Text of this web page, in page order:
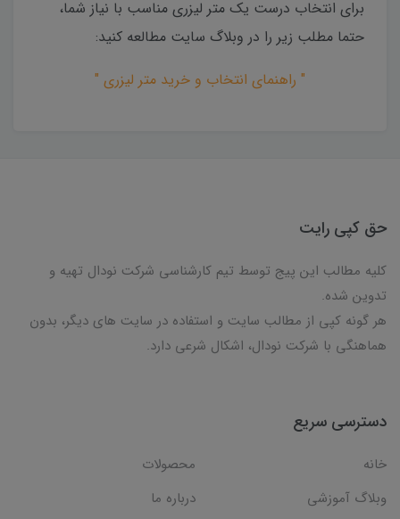
برای انتخاب درست یک متر لیزری مناسب با نیاز شما،
حتما مطلب زیر را در وبلاگ سایت مطالعه کنید:
" راهنمای انتخاب و خرید متر لیزری "
حق کپی رایت
کلیه مطالب این پیج توسط تیم کارشناسی شرکت نودال تهیه و
تدوین شده.
هر گونه کپی از مطالب سایت و استفاده در سایت های دیگر، بدون
هماهنگی با شرکت نودال، اشکال شرعی دارد.
دسترسی سریع
خانه
محصولات
وبلاگ آموزشی
درباره ما